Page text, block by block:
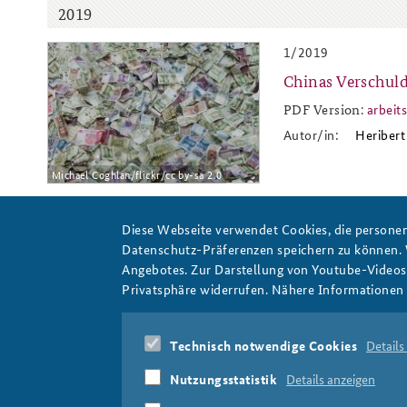
2019
2019-1.jpg
Michael Coghlan/flickr/cc by-sa 2.0
1/2019
Chinas
PDF Version:
Autor/in:
Diese Webseite verwendet Cookies, die
Datenschutz-Präferenzen speichern zu
Angebotes. Zur Darstellung von Youtube-
Privatsphäre widerrufen. Nähere
Technisch notwendige Cookies
Nutzungsstatistik Details anzeigen